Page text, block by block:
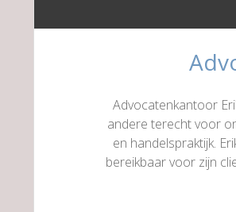
Advocatenkantoor
andere terecht voor
en handelspraktijk.
bereikbaar voor zijn